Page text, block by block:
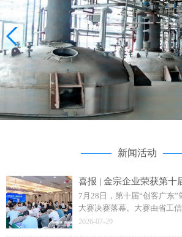
新闻活动
7月28日，第十届“创客广东
大赛决赛落幕。大赛由省工
主办，主题为“创客肇庆智创
2026-07-29